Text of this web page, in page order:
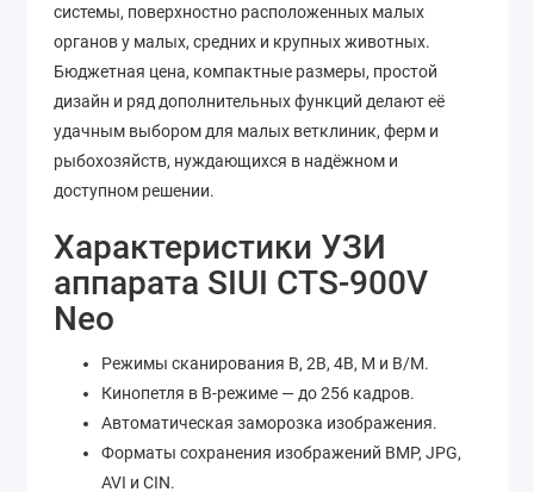
системы, поверхностно расположенных малых
органов у малых, средних и крупных животных.
Бюджетная цена, компактные размеры, простой
дизайн и ряд дополнительных функций делают её
удачным выбором для малых ветклиник, ферм и
рыбохозяйств, нуждающихся в надёжном и
доступном решении.
Характеристики УЗИ
аппарата SIUI CTS-900V
Neo
Режимы сканирования B, 2B, 4B, M и B/M.
Кинопетля в В-режиме — до 256 кадров.
Автоматическая заморозка изображения.
Форматы сохранения изображений BMP, JPG,
AVI и CIN.